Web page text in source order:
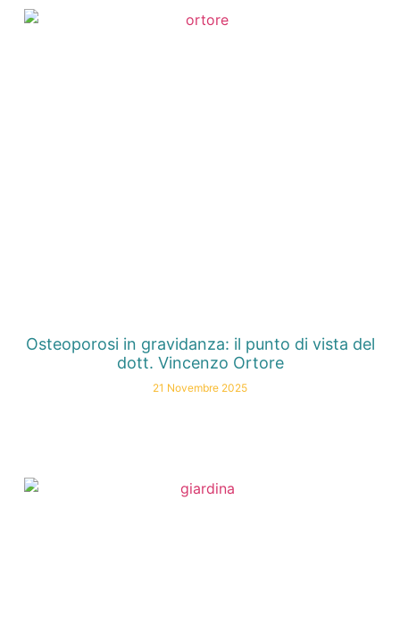
Osteoporosi in gravidanza: il punto di vista del
dott. Vincenzo Ortore
21 Novembre 2025